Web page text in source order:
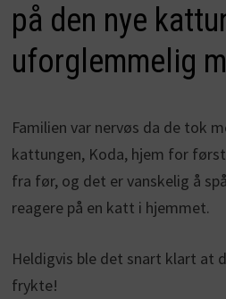
på den nye
uforglemmelig
Familien var nervøs da de tok
kattungen, Koda, hjem for
fra før, og det er vanskelig å
reagere på en katt i hjemmet.
Heldigvis ble det snart klart at
frykte!